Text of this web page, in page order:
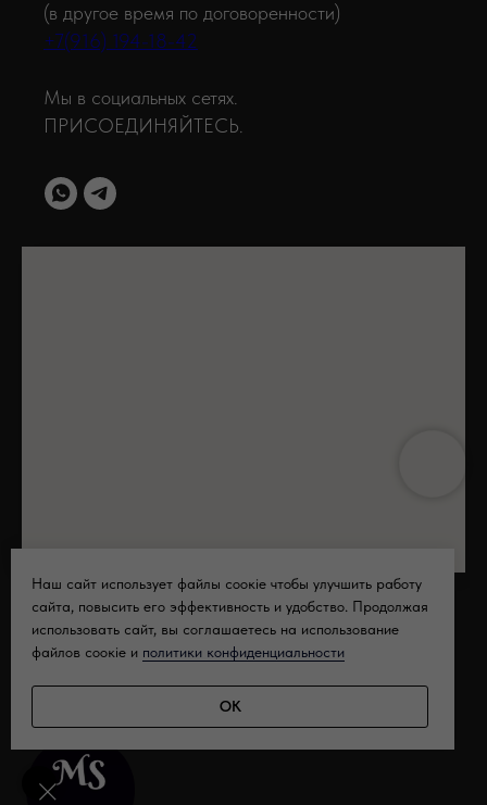
(в другое время по договоренности)
+7(916) 194-18-42
Мы в социальных сетях.
ПРИСОЕДИНЯЙТЕСЬ.
Наш сайт использует файлы соокіе чтобы улучшить работу
сайта, повысить его эффективность и удобство. Продолжая
использовать сайт, вы соглашаетесь на использование
файлов соoкіе и политики конфиденциальности
ОК